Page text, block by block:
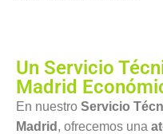
Un Servicio
Madrid
En nuestro Servicio
Madrid , ofrecemos una